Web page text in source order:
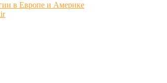
в Европе и Америке